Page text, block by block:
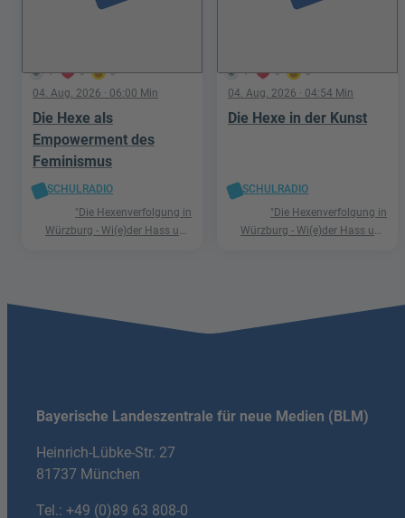
1 0 0
04. Aug. 2026 · 06:00 Min
Die Hexe als
Empowerment des
Feminismus
SCHULRADIO
"Die Hexenverfolgung in
Würzburg - Wi(e)der Hass und
1 0 0
04. Aug. 2026 · 04:54 Min
Die Hexe in der Kunst
SCHULRADIO
"Die Hexenverfolgung in
Würzburg - Wi(e)der Hass und
Bayerische Landeszentrale für neue Medien (BLM)
Heinrich-Lübke-Str. 27
81737 München
Tel.: +49 (0)89 63 808-0